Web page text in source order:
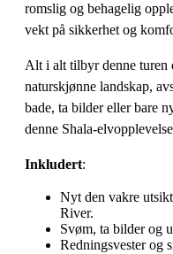
romslig og behagelig
vekt på sikkerhet og
Alt i alt tilbyr denne turen
naturskjønne landskap,
bade, ta bilder eller bare
denne Shala-
Inkludert:
Nyt den vakre
River.
Svøm, ta bilder og
Redningsvester og